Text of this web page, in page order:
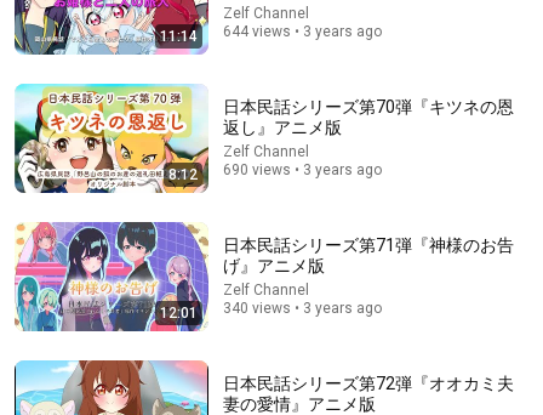
日本民話シリーズ第69弾『お姫様と二人の旅人』アニメ版
Zelf Channel • 644 views
11:14
Zelf Channel
644 views • 3 years ago
8:12
日本民話シリーズ第70弾『キツネの恩
返し』アニメ版
Zelf Channel
690 views • 3 years ago
12:01
日本民話シリーズ第71弾『神様のお告
げ』アニメ版
Zelf Channel
340 views • 3 years ago
日本民話シリーズ第72弾『オオカミ夫
妻の愛情』アニメ版